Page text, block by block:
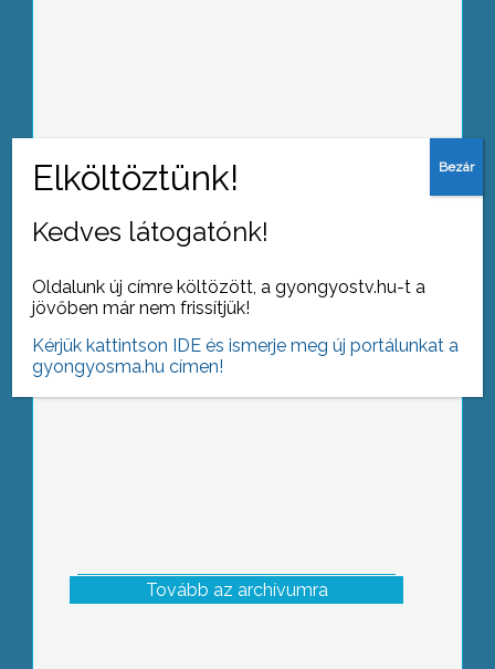
Gyöngyösi Játékszín, s a vezető
Jankovits Jenő, mint minden 5. évben
Tovább az archívumra
Kedves látogatónk!
Oldalunk új címre költözött, a gyongyostv.hu-t a
jövőben már nem frissítjük!
Kérjük kattintson IDE és ismerje meg új portálunkat a
gyongyosma.hu címen!